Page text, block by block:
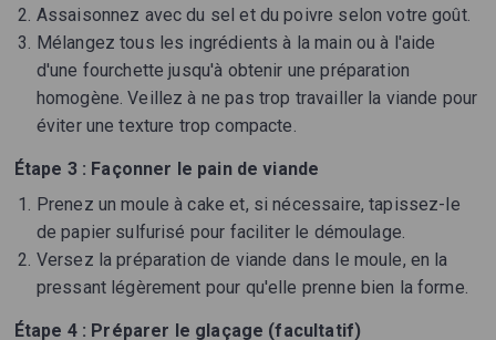
Assaisonnez avec du sel et du poivre selon votre goût.
Mélangez tous les ingrédients à la main ou à l'aide
d'une fourchette jusqu'à obtenir une préparation
homogène. Veillez à ne pas trop travailler la viande pour
éviter une texture trop compacte.
Étape 3 : Façonner le pain de viande
Prenez un moule à cake et, si nécessaire, tapissez-le
de papier sulfurisé pour faciliter le démoulage.
Versez la préparation de viande dans le moule, en la
pressant légèrement pour qu'elle prenne bien la forme.
Étape 4 : Préparer le glaçage (facultatif)